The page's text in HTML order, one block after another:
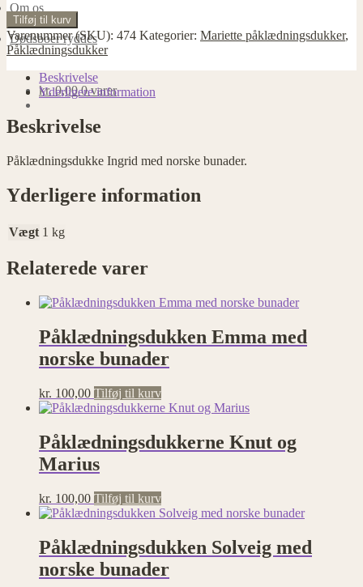
Om os
Dødsboer ryddes
kr.0,00 0 varer
Ingrid
med
norske
antal
Tilføj til kurv
Varenummer (SKU): 474 Kategorier: Mariette påklædningsdukker,
Påklædningsdukker
Beskrivelse
Yderligere information
Beskrivelse
Påklædningsdukke Ingrid med norske bunader.
Yderligere information
Vægt 1 kg
Relaterede varer
Påklædningsdukken Emma med
norske bunader
kr. 100,00 Tilføj til kurv
Påklædningsdukkerne Knut og
Marius
kr. 100,00 Tilføj til kurv
Påklædningsdukken Solveig med
norske bunader